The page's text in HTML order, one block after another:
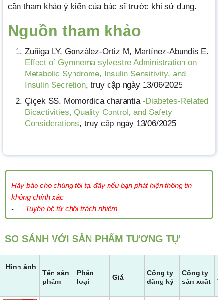
cần tham khảo ý kiến của bác sĩ trước khi sử dụng.
Nguồn tham khảo
Zuñiga LY, González-Ortiz M, Martínez-Abundis E.
Effect of Gymnema sylvestre Administration on
Metabolic Syndrome, Insulin Sensitivity, and
Insulin Secretion, truy cập ngày 13/06/2025
Çiçek SS. Momordica charantia -Diabetes-Related
Bioactivities, Quality Control, and Safety
Considerations, truy cập ngày 13/06/2025
Hãy báo cho chúng tôi tại đây nếu bạn phát hiện thông tin
không chính xác
- Tuyên bố từ chối trách nhiệm
SO SÁNH VỚI SẢN PHẨM TƯƠNG TỰ
Hình ảnh
Tên sản
phẩm
Phân
loại
Giá
Công ty
đăng ký
Công ty
sản xuất